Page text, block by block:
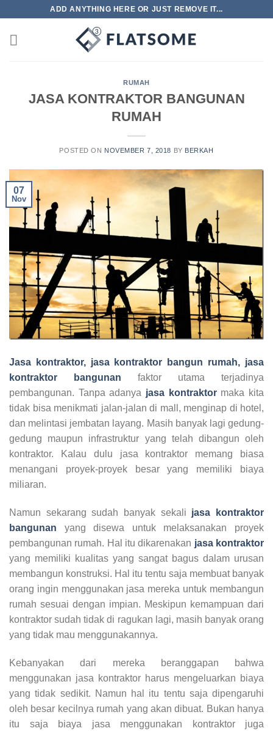
content
ADD ANYTHING HERE OR JUST REMOVE IT...
RUMAH
JASA KONTRAKTOR BANGUNAN
RUMAH
POSTED ON NOVEMBER 7, 2018 BY BERKAH
07
Nov
Jasa kontraktor, jasa kontraktor bangun rumah, jasa
kontraktor bangunan faktor utama terjadinya
pembangunan. Tanpa adanya jasa kontraktormaka kita
tidak bisa menikmati jalan-jalan di mall, menginap di hotel,
dan melintasi jembatan layang. Masih banyak lagi gedung-
gedung maupun infrastruktur yang telah dibangun oleh
kontraktor. Kalau dulu jasa kontraktor memang biasa
menangani proyek-proyek besar yang memiliki biaya
miliaran.
Namun sekarang sudah banyak sekali jasa kontraktor
bangunan yang disewa untuk melaksanakan proyek
pembangunan rumah. Hal itu dikarenakan jasa kontraktor
yang memiliki kualitas yang sangat bagus dalam urusan
membangun konstruksi. Hal itu tentu saja membuat banyak
orang ingin menggunakan jasa mereka untuk membangun
rumah sesuai dengan impian. Meskipun kemampuan dari
kontraktor sudah tidak di ragukan lagi, masih banyak orang
yang tidak mau menggunakannya.
Kebanyakan dari mereka beranggapan bahwa
menggunakan jasa kontraktor harus mengeluarkan biaya
yang tidak sedikit. Namun hal itu tentu saja dipengaruhi
oleh besar kecilnya rumah yang akan dibuat. Bukan hanya
itu saja biaya jasa menggunakan kontraktor juga